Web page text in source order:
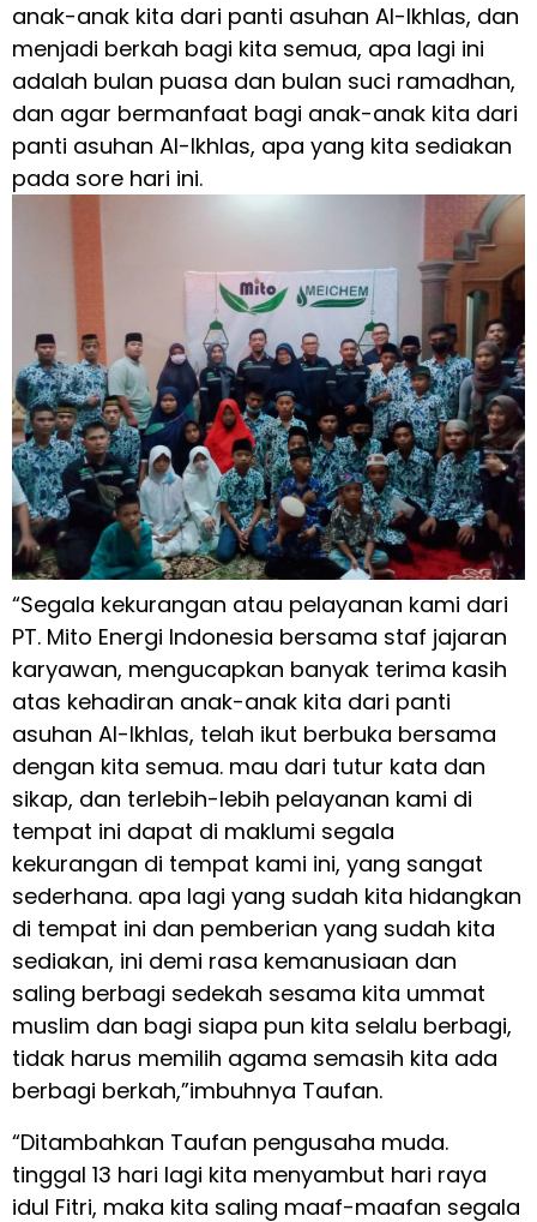
anak-anak kita dari panti asuhan Al-Ikhlas, dan
menjadi berkah bagi kita semua, apa lagi ini
adalah bulan puasa dan bulan suci ramadhan,
dan agar bermanfaat bagi anak-anak kita dari
panti asuhan Al-Ikhlas, apa yang kita sediakan
pada sore hari ini.
“Segala kekurangan atau pelayanan kami dari
PT. Mito Energi Indonesia bersama staf jajaran
karyawan, mengucapkan banyak terima kasih
atas kehadiran anak-anak kita dari panti
asuhan Al-Ikhlas, telah ikut berbuka bersama
dengan kita semua. mau dari tutur kata dan
sikap, dan terlebih-lebih pelayanan kami di
tempat ini dapat di maklumi segala
kekurangan di tempat kami ini, yang sangat
sederhana. apa lagi yang sudah kita hidangkan
di tempat ini dan pemberian yang sudah kita
sediakan, ini demi rasa kemanusiaan dan
saling berbagi sedekah sesama kita ummat
muslim dan bagi siapa pun kita selalu berbagi,
tidak harus memilih agama semasih kita ada
berbagi berkah,”imbuhnya Taufan.
“Ditambahkan Taufan pengusaha muda.
tinggal 13 hari lagi kita menyambut hari raya
idul Fitri, maka kita saling maaf-maafan segala